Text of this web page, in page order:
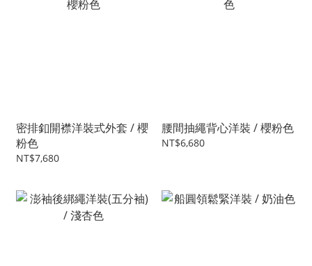
密排釦開襟洋裝式外套 / 櫻
粉色
NT$7,680
腰間抽繩背心洋裝 / 櫻粉色
NT$6,680